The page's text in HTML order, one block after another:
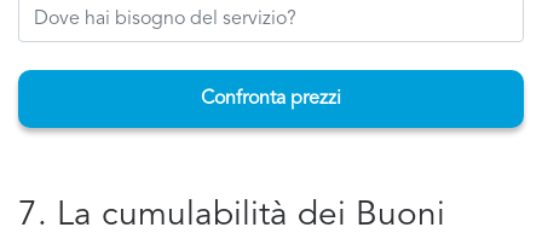
Confronta prezzi
7. La cumulabilità dei Buoni